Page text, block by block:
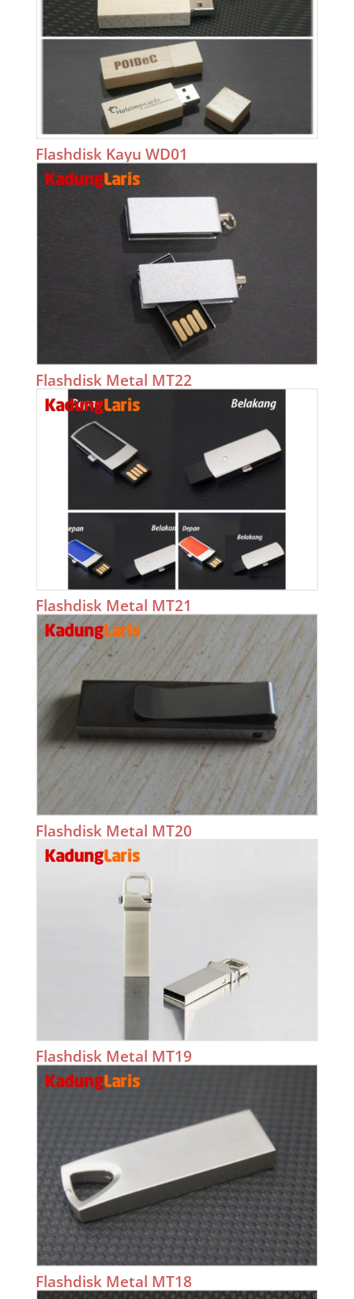
Flashdisk Kayu WD01
Flashdisk Metal MT22
Flashdisk Metal MT21
Flashdisk Metal MT20
Flashdisk Metal MT19
Flashdisk Metal MT18